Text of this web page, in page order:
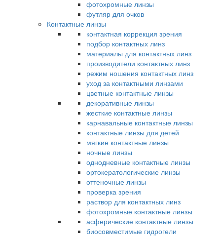
фотохромные линзы
футляр для очков
Контактные линзы
контактная коррекция зрения
подбор контактных линз
материалы для контактных линз
производители контактных линз
режим ношения контактных линз
уход за контактными линзами
цветные контактные линзы
декоративные линзы
жесткие контактные линзы
карнавальные контактные линзы
контактные линзы для детей
мягкие контактные линзы
ночные линзы
однодневные контактные линзы
ортокератологические линзы
оттеночные линзы
проверка зрения
раствор для контактных линз
фотохромные контактные линзы
асферические контактные линзы
биосовместимые гидрогели